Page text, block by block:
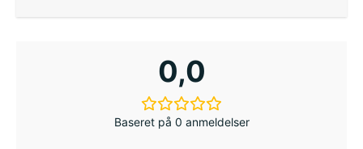
0,0
Baseret på 0 anmeldelser